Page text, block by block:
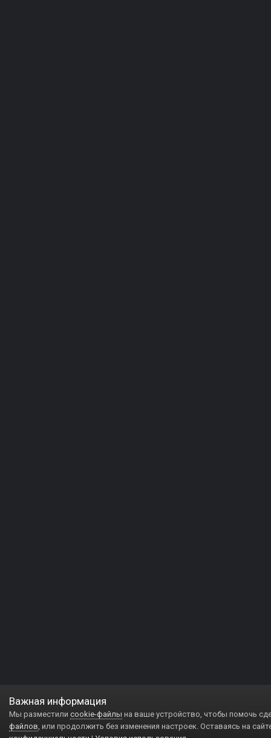
Важная информация
Мы разместили cookie-файлы на ваше устройство, чтобы помочь
файлов, или продолжить без изменения настроек. Оставаясь на